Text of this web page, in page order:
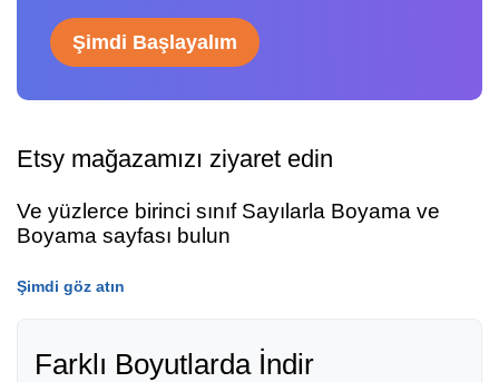
Şimdi Başlayalım
Etsy mağazamızı ziyaret edin
Ve yüzlerce birinci sınıf Sayılarla Boyama ve
Boyama sayfası bulun
Şimdi göz atın
Farklı Boyutlarda İndir